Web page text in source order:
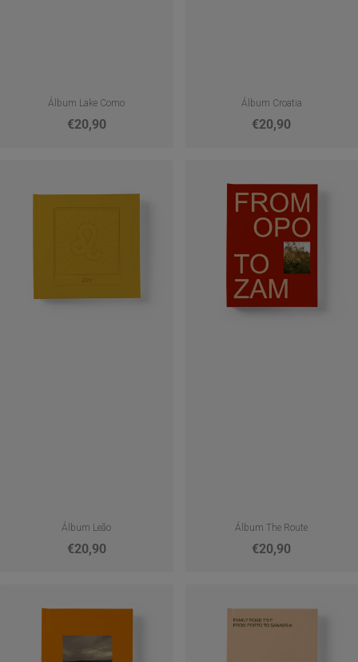
Álbum Lake Como
€20,90
Álbum Croatia
€20,90
Álbum Leão
€20,90
Álbum The Route
€20,90